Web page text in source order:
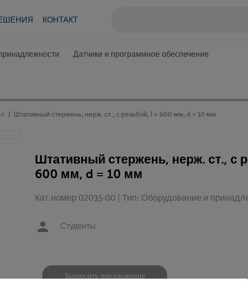
КОНТАКТ
Датчики и программное обеспечение
Штативный стержень, нерж. ст., с резьбой, l = 600 мм, d = 10 мм
Штативный стержень, нерж. ст., с
600 мм, d = 10 мм
Кат.номер 02035-00 | Тип: Оборудование и
Студенты
Запросить предложение